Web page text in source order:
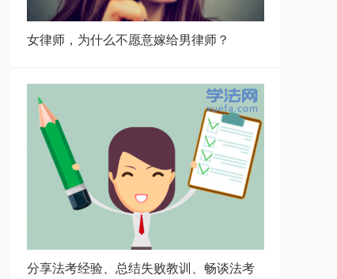
女律师，为什么不愿意嫁给男律师？
分享法考经验、总结失败教训、畅谈法考